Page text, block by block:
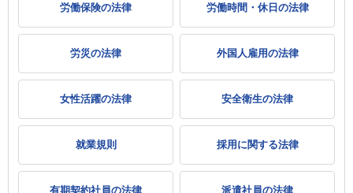
労働保険の法律 労働時間・休日の法律
労災の法律 外国人雇用の法律
女性活躍の法律 安全衛生の法律
就業規則 採用に関する法律
有期契約社員の法律 派遣社員の法律